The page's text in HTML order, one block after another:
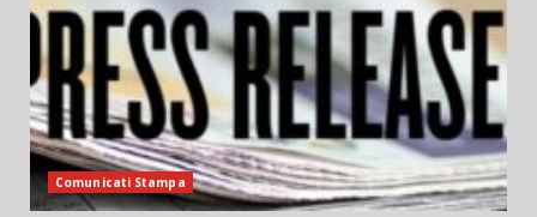
Comunicati Stampa